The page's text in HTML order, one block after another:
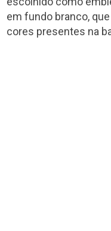
em fundo branco,
cores presentes na